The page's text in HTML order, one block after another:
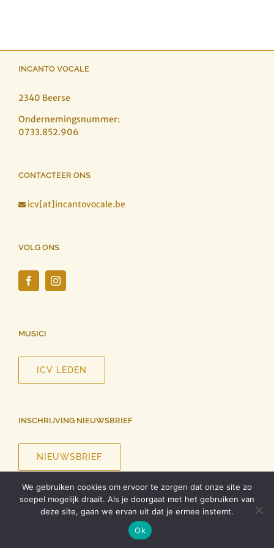
INCANTO VOCALE
2340 Beerse
Ondernemingsnummer:
0733.852.906
CONTACTEER ONS
 icv[at]incantovocale.be
VOLG ONS
MUSICI
ICV LEDEN
INSCHRIJVING NIEUWSBRIEF
NIEUWSBRIEF
2026 InCanto Vocale | Alle rechten voorbehouden |
| Ontwerp website
We gebruiken cookies om ervoor te zorgen dat onze site zo
soepel mogelijk draait. Als je doorgaat met het gebruiken van
deze site, gaan we ervan uit dat je ermee instemt.
Ok